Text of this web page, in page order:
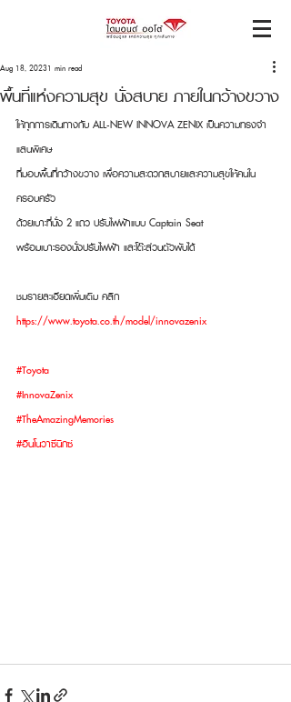
พื้นที่แห่งความสุข นั่งสบาย ภายในกว้างขวาง
Aug 18, 20231 min read
ให้ทุกการเดินทางกับ ALL-NEW INNOVA ZENIX เป็นความทรงจำ
แสนพิเศษ
ที่มอบพื้นที่กว้างขวาง เพื่อความสะดวกสบายและความสุขให้คนใน
ครอบครัว
ด้วยเบาะที่นั่ง 2 แถว ปรับไฟฟ้าแบบ Captain Seat
พร้อมเบาะรองนั่งปรับไฟฟ้า และโต๊ะส่วนตัวพับได้
ชมรายละเอียดเพิ่มเติม คลิก
https://www.toyota.co.th/model/innovazenix
#Toyota
#InnovaZenix
#TheAmazingMemories
#อินโนวาซีนิกซ์